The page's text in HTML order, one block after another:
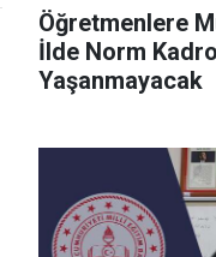
Öğretmenlere
İlde Norm Kadro
Yaşanmayacak